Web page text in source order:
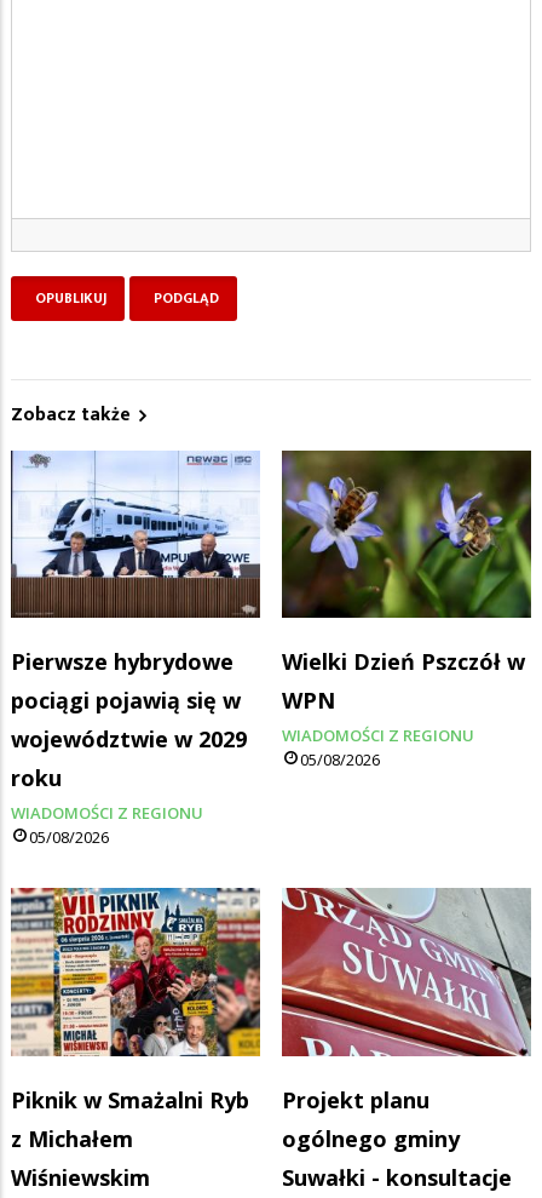
Zobacz także
Pierwsze hybrydowe
pociągi pojawią się w
województwie w 2029
roku
WIADOMOŚCI Z REGIONU
05/08/2026
Wielki Dzień Pszczół w
WPN
WIADOMOŚCI Z REGIONU
05/08/2026
Piknik w Smażalni Ryb
z Michałem
Wiśniewskim
Projekt planu
ogólnego gminy
Suwałki - konsultacje